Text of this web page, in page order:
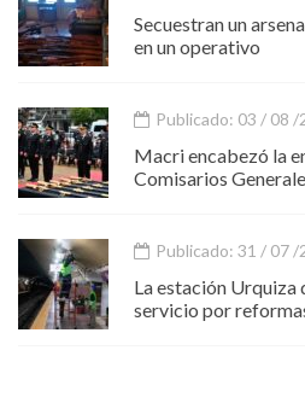
Secuestran un
en un operativo
Publicado: 03 / 08 /
Macri encabezó la
Comisarios
Publicado: 31 / 07 /
La estación Urquiza
servicio por